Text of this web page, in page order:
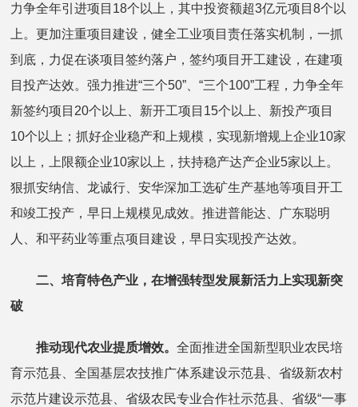
力争全年引进项目18个以上，其中投资额超3亿元项目8个以
上。更加注重项目建设，健全工业项目责任落实机制，一抓
到底，力促在谈项目签约落户，签约项目开工建设，在建项
目投产达效。强力推进“三个50”、“三个100”工程，力争全年
新签约项目20个以上、新开工项目15个以上、新投产项目
10个以上；抓好企业稳产和上规模，实现新增规上企业10家
以上，上限额企业10家以上，扶持稳产达产企业5家以上。
狠抓安纳信、龙诚行、安华深加工选矿生产基地等项目开工
和竣工投产，早日上规模见成效。推进普能达、广东聪明
人、和平药业等重点项目建设，早日实现投产达效。
二、培育特色产业，在增强转型发展新活力上实现新突
破
推动现代农业提质增效。全面推进全国新型职业农民培
育示范县、全国基层农技推广体系建设示范县、省级新农村
示范片建设示范县、省级农民专业合作社示范县、省级“一事